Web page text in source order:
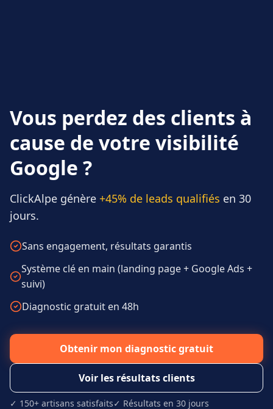
Vous perdez des clients à
cause de votre visibilité
Google ?
ClickAlpe génère +45% de leads qualifiés en 30
jours.
Sans engagement, résultats garantis
Système clé en main (landing page + Google Ads +
suivi)
Diagnostic gratuit en 48h
Obtenir mon diagnostic gratuit
Voir les résultats clients
✓ 150+ artisans satisfaits✓ Résultats en 30 jours